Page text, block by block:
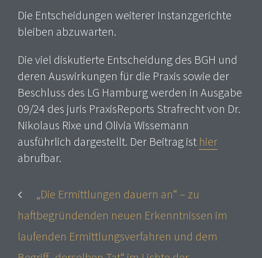
Die Entscheidungen weiterer Instanzgerichte
bleiben abzuwarten.
Die viel diskutierte Entscheidung des BGH und
deren Auswirkungen für die Praxis sowie der
Beschluss des LG Hamburg werden in Ausgabe
09/24 des juris PraxisReports Strafrecht von Dr.
Nikolaus Rixe und Olivia Wissemann
ausführlich dargestellt. Der Beitrag ist hier
abrufbar.
„Die Ermittlungen dauern an“ – zu
haftbegründenden neuen Erkenntnissen im
laufenden Ermittlungsverfahren und dem